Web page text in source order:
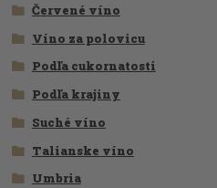
Červené víno
Víno za polovicu
Podľa cukornatosti
Podľa krajiny
Suché víno
Talianske víno
Umbria